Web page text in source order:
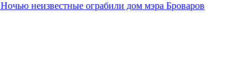
Ночью неизвестные ограбили дом мэра Броваров